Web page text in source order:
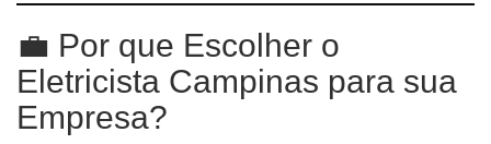
💼 Por que Escolher o
Eletricista Campinas para sua
Empresa?